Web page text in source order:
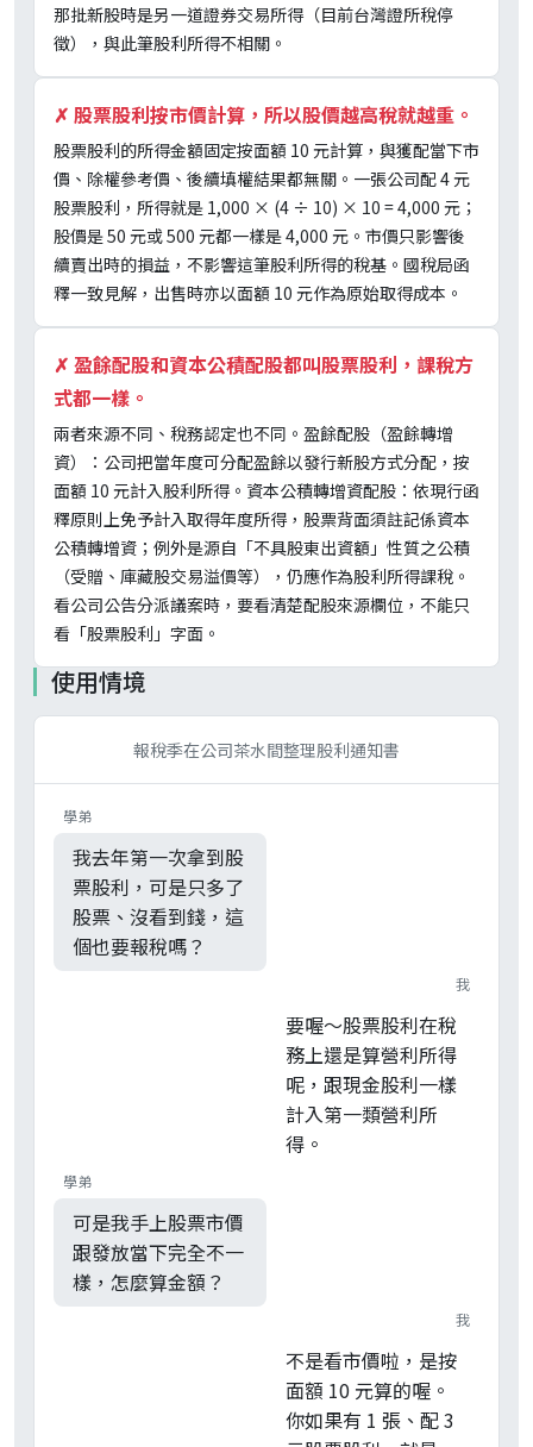
那批新股時是另一道證券交易所得（目前台灣證所稅停
徵），與此筆股利所得不相關。
✗ 股票股利按市價計算，所以股價越高稅就越重。
股票股利的所得金額固定按面額 10 元計算，與獲配當下市
價、除權參考價、後續填權結果都無關。一張公司配 4 元
股票股利，所得就是 1,000 × (4 ÷ 10) × 10 = 4,000 元；
股價是 50 元或 500 元都一樣是 4,000 元。市價只影響後
續賣出時的損益，不影響這筆股利所得的稅基。國稅局函
釋一致見解，出售時亦以面額 10 元作為原始取得成本。
✗ 盈餘配股和資本公積配股都叫股票股利，課稅方
式都一樣。
兩者來源不同、稅務認定也不同。盈餘配股（盈餘轉增
資）：公司把當年度可分配盈餘以發行新股方式分配，按
面額 10 元計入股利所得。資本公積轉增資配股：依現行函
釋原則上免予計入取得年度所得，股票背面須註記係資本
公積轉增資；例外是源自「不具股東出資額」性質之公積
（受贈、庫藏股交易溢價等），仍應作為股利所得課稅。
看公司公告分派議案時，要看清楚配股來源欄位，不能只
看「股票股利」字面。
使用情境
報稅季在公司茶水間整理股利通知書
學弟
我去年第一次拿到股
票股利，可是只多了
股票、沒看到錢，這
個也要報稅嗎？
我
要喔～股票股利在稅
務上還是算營利所得
呢，跟現金股利一樣
計入第一類營利所
得。
學弟
可是我手上股票市價
跟發放當下完全不一
樣，怎麼算金額？
我
不是看市價啦，是按
面額 10 元算的喔。
你如果有 1 張、配 3